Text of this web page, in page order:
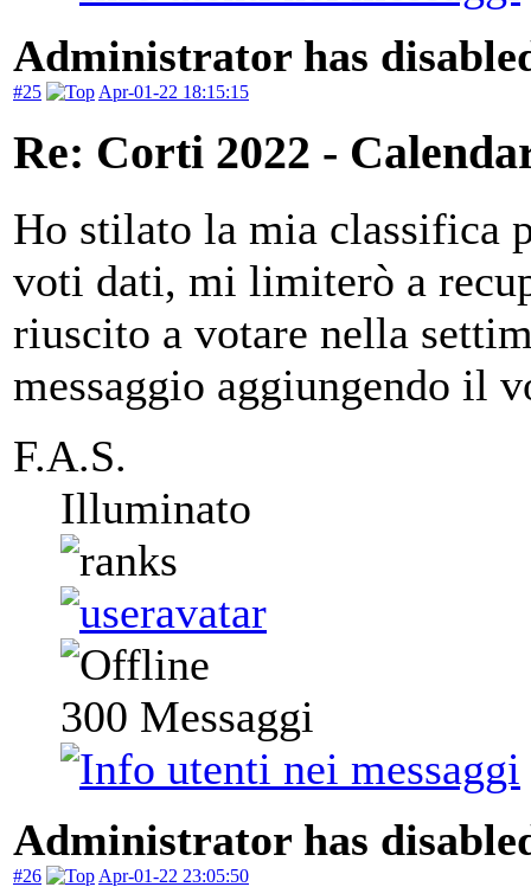
Administrator has
#25 Apr-01-22 18:15:15
Re: Corti 2022 -
Ho stilato la mia classifica
voti dati, mi limiterò a
riuscito a votare nella
messaggio aggiungendo il
F.A.S.
Illuminato
300 Messaggi
Administrator has
#26 Apr-01-22 23:05:50